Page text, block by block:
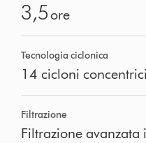
3,5ore
Tecnologia ciclonica
14 cicloni concentrici
Filtrazione
Filtrazione avanzata